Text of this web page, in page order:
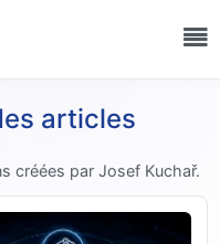
articles
créées par Josef Kuchař.